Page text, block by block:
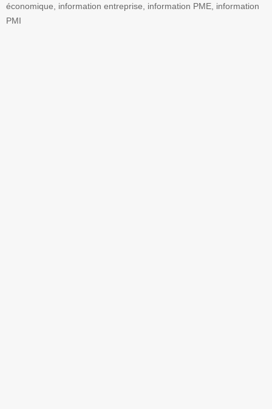
économique, information entreprise, information PME, information
PMI